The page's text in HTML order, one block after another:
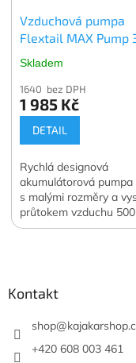
distribuce.
Vzduchová pumpa
Flextail MAX Pump
Skladem
1640 bez DPH
1 985 Kč
DETAIL
Rychlá designová
akumulátorová pumpa
s malými rozměry a
průtokem vzduchu 500
l/min. Navíc funkce
Kontakt
shop@
+420 608 003 461